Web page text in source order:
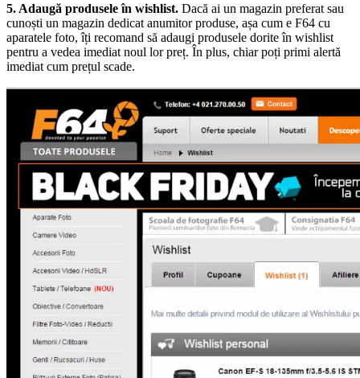
5. Adaugă produsele în wishlist. Dacă ai un magazin preferat sau
cunoști un magazin dedicat anumitor produse, așa cum e F64 cu
aparatele foto, îți recomand să adaugi produsele dorite în wishlist
pentru a vedea imediat noul lor preț. În plus, chiar poți primi alertă
imediat cum prețul scade.